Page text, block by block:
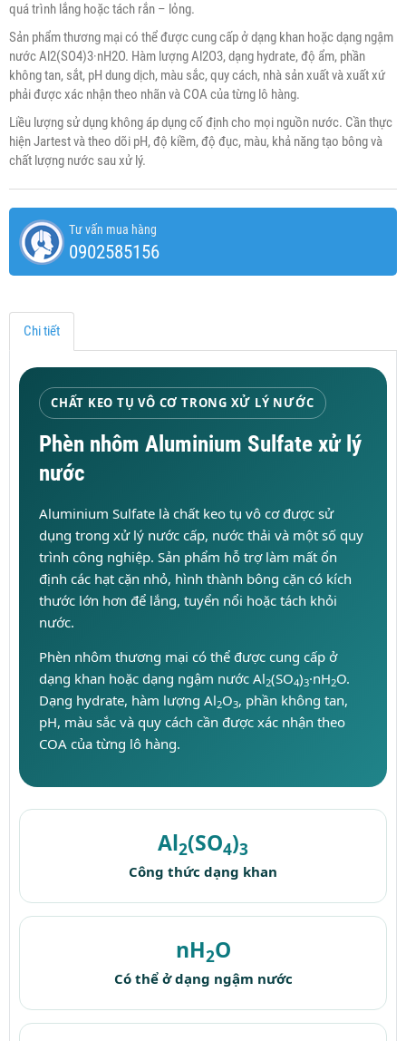
quá trình lắng hoặc tách rắn – lỏng.
Sản phẩm thương mại có thể được cung cấp ở dạng khan hoặc dạng ngậm
nước Al2(SO4)3·nH2O. Hàm lượng Al2O3, dạng hydrate, độ ẩm, phần
không tan, sắt, pH dung dịch, màu sắc, quy cách, nhà sản xuất và xuất xứ
phải được xác nhận theo nhãn và COA của từng lô hàng.
Liều lượng sử dụng không áp dụng cố định cho mọi nguồn nước. Cần thực
hiện Jartest và theo dõi pH, độ kiềm, độ đục, màu, khả năng tạo bông và
chất lượng nước sau xử lý.
Tư vấn mua hàng
0902585156
Chi tiết
CHẤT KEO TỤ VÔ CƠ TRONG XỬ LÝ NƯỚC
Phèn nhôm Aluminium Sulfate xử lý
nước
Aluminium Sulfate là chất keo tụ vô cơ được sử
dụng trong xử lý nước cấp, nước thải và một số quy
trình công nghiệp. Sản phẩm hỗ trợ làm mất ổn
định các hạt cặn nhỏ, hình thành bông cặn có kích
thước lớn hơn để lắng, tuyển nổi hoặc tách khỏi
nước.
Phèn nhôm thương mại có thể được cung cấp ở
dạng khan hoặc dạng ngậm nước Al2(SO4)3·nH2O.
Dạng hydrate, hàm lượng Al2O3, phần không tan,
pH, màu sắc và quy cách cần được xác nhận theo
COA của từng lô hàng.
Al2(SO4)3
Công thức dạng khan
nH2O
Có thể ở dạng ngậm nước